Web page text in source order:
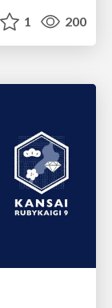
1 200